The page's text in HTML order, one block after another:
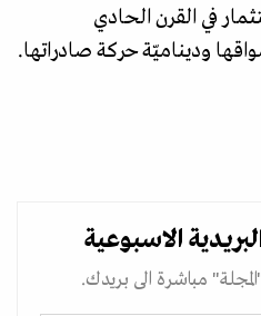
في القرن الحادي
وديناميّة حركة صادراتها.
الاسبوعية
مباشرة الى بريدك.